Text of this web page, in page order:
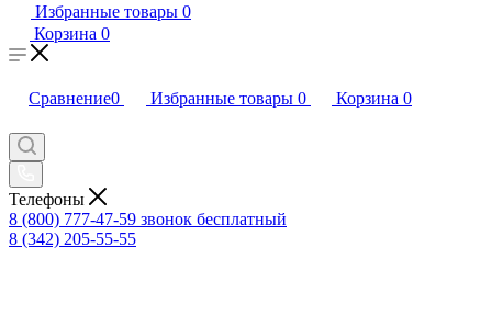
Избранные товары 0
Корзина 0
Сравнение0 Избранные товары 0 Корзина 0
Телефоны
8 (800) 777-47-59 звонок бесплатный
8 (342) 205-55-55